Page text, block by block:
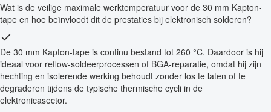
Wat is de veilige maximale werktemperatuur voor de 30 mm Kapton-
tape en hoe beïnvloedt dit de prestaties bij elektronisch solderen?
De 30 mm Kapton-tape is continu bestand tot 260 °C. Daardoor is hij
ideaal voor reflow-soldeerprocessen of BGA-reparatie, omdat hij zijn
hechting en isolerende werking behoudt zonder los te laten of te
degraderen tijdens de typische thermische cycli in de
elektronicasector.